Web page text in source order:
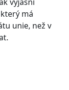
má
unie, než v